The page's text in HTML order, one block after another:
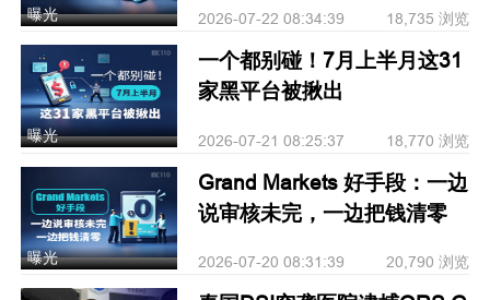
曝光 2026-07-22 08:34:39 18,735 浏览
曝光
一个都别碰！7月上半月这31
家黑平台被揪出
2026-07-21 08:25:37 18,770 浏览
曝光
Grand Markets 好手段：一边
说审核未完，一边把钱清零
2026-07-20 08:31:39 20,790 浏览